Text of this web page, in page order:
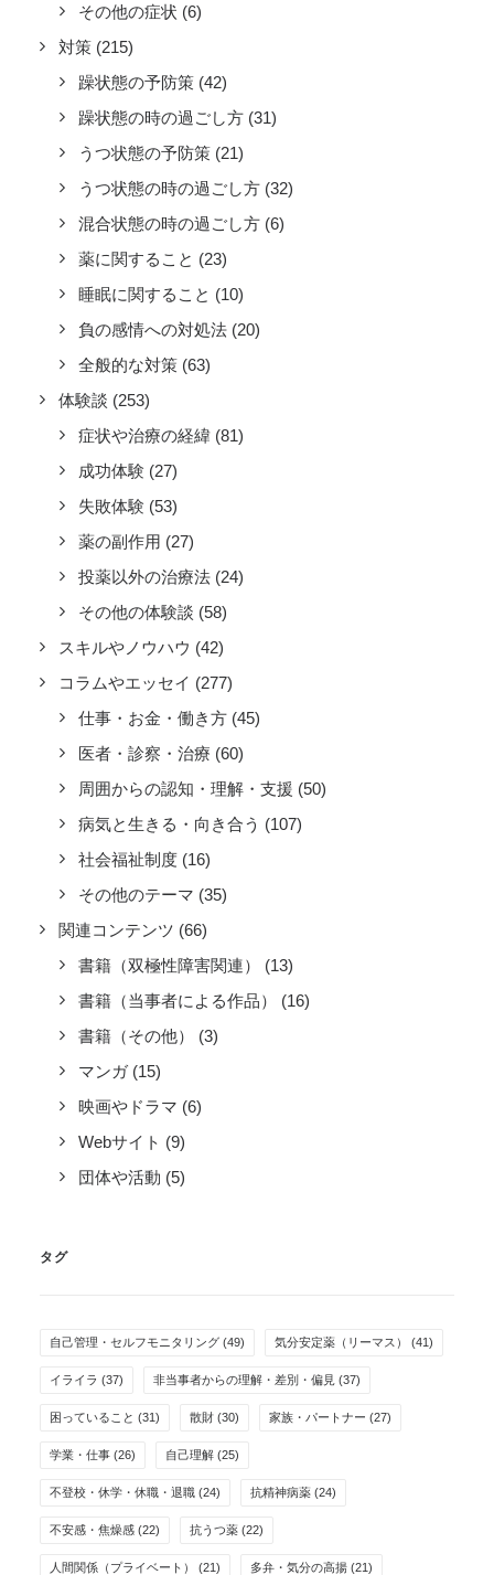
その他の症状 (6)
対策 (215)
躁状態の予防策 (42)
躁状態の時の過ごし方 (31)
うつ状態の予防策 (21)
うつ状態の時の過ごし方 (32)
混合状態の時の過ごし方 (6)
薬に関すること (23)
睡眠に関すること (10)
負の感情への対処法 (20)
全般的な対策 (63)
体験談 (253)
症状や治療の経緯 (81)
成功体験 (27)
失敗体験 (53)
薬の副作用 (27)
投薬以外の治療法 (24)
その他の体験談 (58)
スキルやノウハウ (42)
コラムやエッセイ (277)
仕事・お金・働き方 (45)
医者・診察・治療 (60)
周囲からの認知・理解・支援 (50)
病気と生きる・向き合う (107)
社会福祉制度 (16)
その他のテーマ (35)
関連コンテンツ (66)
書籍（双極性障害関連）
(13)
書籍（当事者による作品）
(16)
書籍（その他）
(3)
マンガ (15)
映画やドラマ (6)
Webサイト (9)
団体や活動 (5)
タグ
自己管理・セルフモニタリング (49) 気分安定薬（リーマス） (41)
イライラ (37) 非当事者からの理解・差別・偏見 (37)
困っていること (31) 散財 (30) 家族・パートナー (27)
学業・仕事 (26) 自己理解 (25)
不登校・休学・休職・退職 (24) 抗精神病薬 (24)
不安感・焦燥感 (22) 抗うつ薬 (22)
人間関係（プライベート） (21) 多弁・気分の高揚 (21)